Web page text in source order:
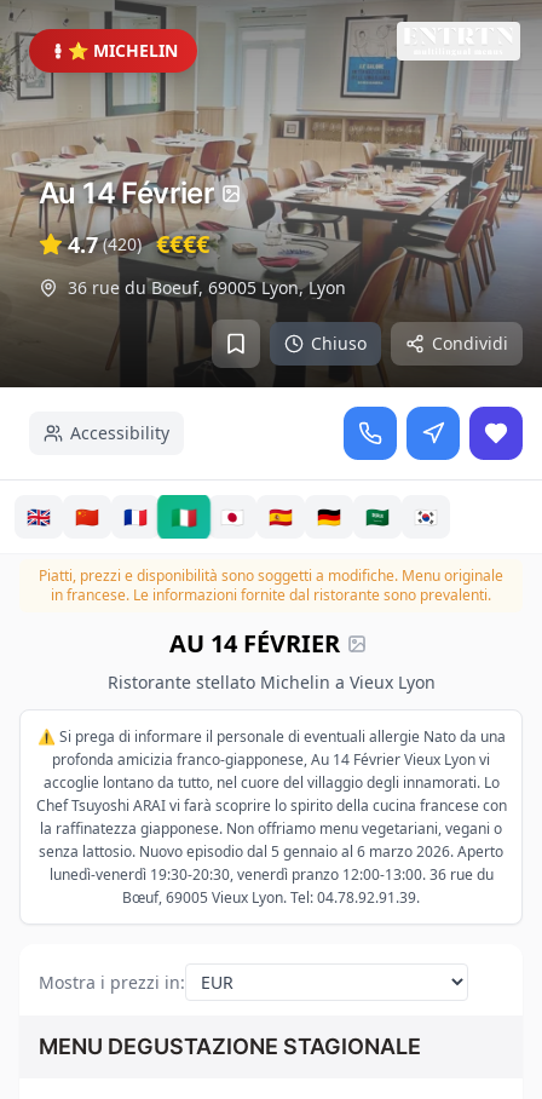
⭐ MICHELIN
Chiuso Condividi
Au 14 Février
4.7 (420) €€€€
36 rue du Boeuf, 69005 Lyon,Lyon
Accessibility
🇬🇧 🇨🇳 🇫🇷 🇮🇹 🇯🇵 🇪🇸 🇩🇪 🇸🇦 🇰🇷
Piatti, prezzi e disponibilità sono soggetti a modifiche. Menu originale
in francese. Le informazioni fornite dal ristorante sono prevalenti.
AU 14 FÉVRIER
Ristorante stellato Michelin a Vieux Lyon
⚠️ Si prega di informare il personale di eventuali allergie Nato da una
profonda amicizia franco-giapponese, Au 14 Février Vieux Lyon vi
accoglie lontano da tutto, nel cuore del villaggio degli innamorati. Lo
Chef Tsuyoshi ARAI vi farà scoprire lo spirito della cucina francese con
la raffinatezza giapponese. Non offriamo menu vegetariani, vegani o
senza lattosio. Nuovo episodio dal 5 gennaio al 6 marzo 2026. Aperto
lunedì-venerdì 19:30-20:30, venerdì pranzo 12:00-13:00. 36 rue du
Bœuf, 69005 Vieux Lyon. Tel: 04.78.92.91.39.
Mostra i prezzi in:
MENU DEGUSTAZIONE STAGIONALE